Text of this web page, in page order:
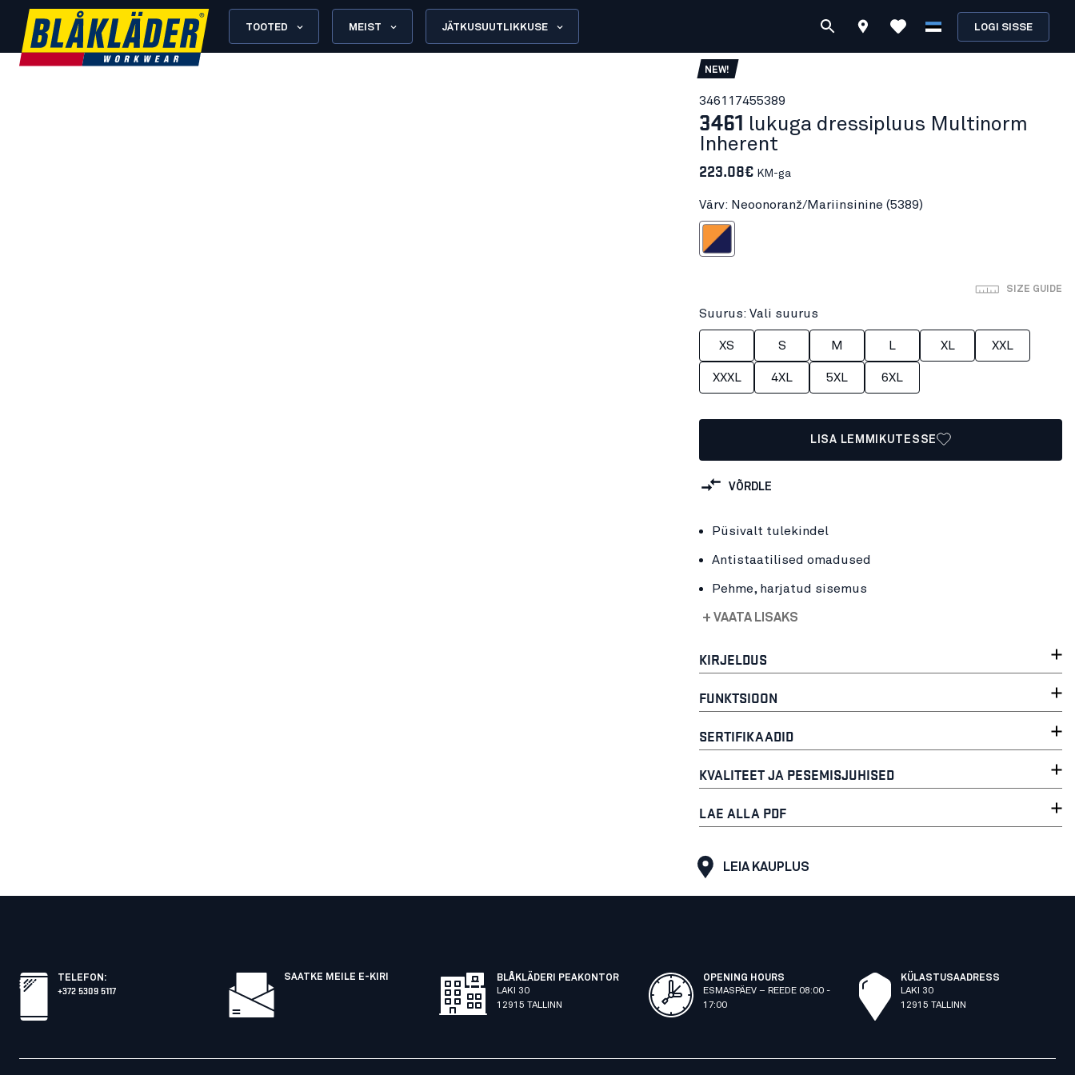
TOOTED MEIST JÄTKUSUUTLIKKUSE LOGI SISSE
NEW!
346117455389
3461 lukuga dressipluus Multinorm
Inherent
223.08€ KM-ga
Värv: Neoonoranž/Mariinsinine (5389)
Neoonoranž/Mariinsinine
SIZE GUIDE
Suurus: Vali suurus
XS S M L XL XXL
XXXL 4XL 5XL 6XL
LISA LEMMIKUTESSE
VÕRDLE
Püsivalt tulekindel
Antistaatilised omadused
Pehme, harjatud sisemus
+ VAATA LISAKS
KIRJELDUS
FUNKTSIOON
SERTIFIKAADID
KVALITEET JA PESEMISJUHISED
LAE ALLA PDF
LEIA KAUPLUS
TELEFON :
+372 5309 5117
SAATKE MEILE E-KIRI
BLÅKLÄDERI PEAKONTOR
LAKI 30
12915 TALLINN
OPENING HOURS
ESMASPÄEV – REEDE 08:00 -
17:00
KÜLASTUSAADRESS
LAKI 30
12915 TALLINN